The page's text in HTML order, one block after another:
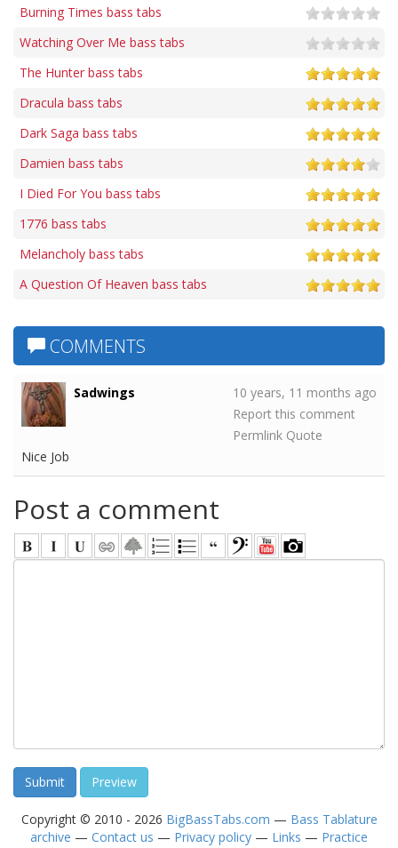
Burning Times bass tabs
Watching Over Me bass tabs
The Hunter bass tabs
Dracula bass tabs
Dark Saga bass tabs
Damien bass tabs
I Died For You bass tabs
1776 bass tabs
Melancholy bass tabs
A Question Of Heaven bass tabs
COMMENTS
Sadwings
10 years, 11 months ago
Report this comment
Permlink Quote
Nice Job
Post a comment
Copyright © 2010 - 2026 BigBassTabs.com — Bass Tablature
archive — Contact us — Privacy policy — Links — Practice